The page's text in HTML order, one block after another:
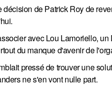
décision de Patrick Roy de
avec Lou Lamoriello,
du manque d'avenir de
pressé de trouver une
ne s'en vont nulle part.